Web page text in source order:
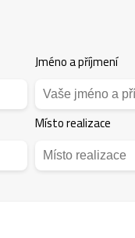
Jméno a příjmení
Místo realizace